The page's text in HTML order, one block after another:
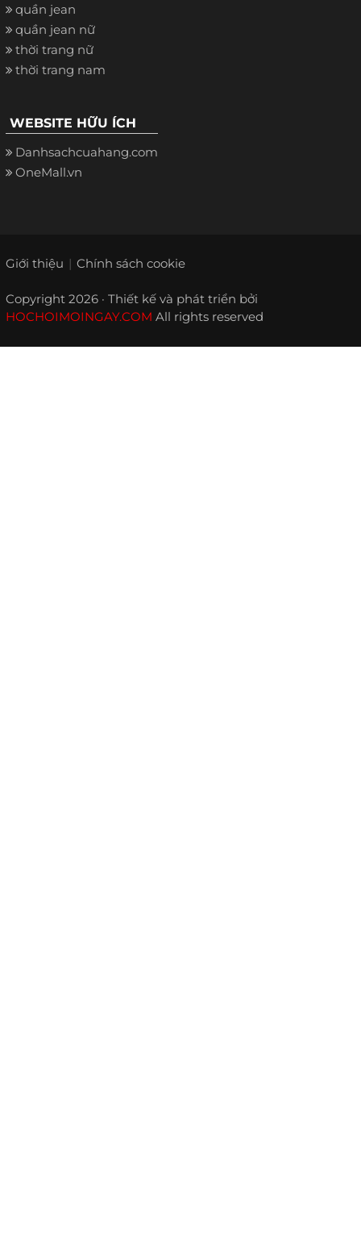
quần jean
quần jean nữ
thời trang nữ
thời trang nam
WEBSITE HỮU ÍCH
Danhsachcuahang.com
OneMall.vn
Giới thiệu Chính sách cookie
Copyright 2026 · Thiết kế và phát triển bởi
HOCHOIMOINGAY.COM All rights reserved